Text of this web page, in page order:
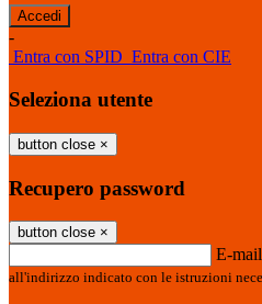
-
Entra con SPID Entra con CIE
Seleziona utente
button close ×
Recupero password
button close ×
E-mail
all'indirizzo indicato con le istruzioni